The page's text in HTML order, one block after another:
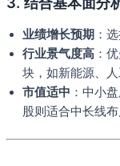
业绩增长预期 ：
行业景气度高 ：
块，如新能源、人
市值适中 ：中小
股则适合中长线布